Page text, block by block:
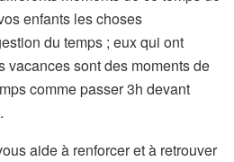
enfants les choses
du temps ; eux qui ont
vacances sont des moments de
comme passer 3h devant
aide à renforcer et à retrouver